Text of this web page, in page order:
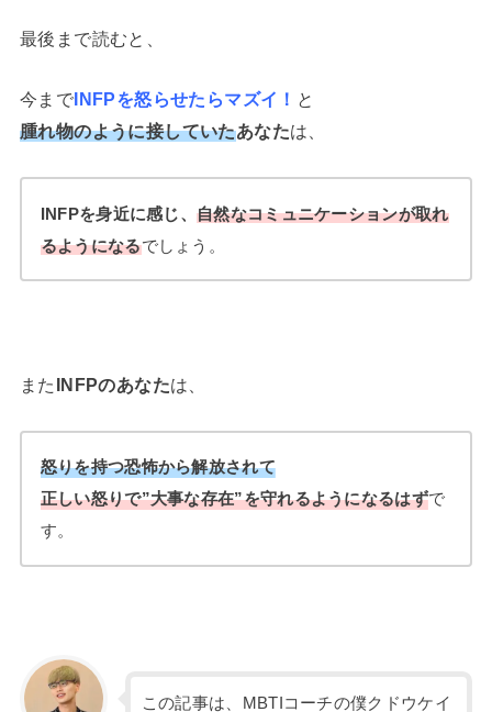
最後まで読むと、
今まで INFPを怒らせたらマズイ！ と
腫れ物のように接していたあなたは、
INFPを身近に感じ、自然なコミュニケーションが取れ
るようになるでしょう。
また INFPのあなたは、
怒りを持つ恐怖から解放されて
正しい怒りで”大事な存在”を守れるようになるはずで
す。
この記事は、MBTIコーチの僕クドウケイ